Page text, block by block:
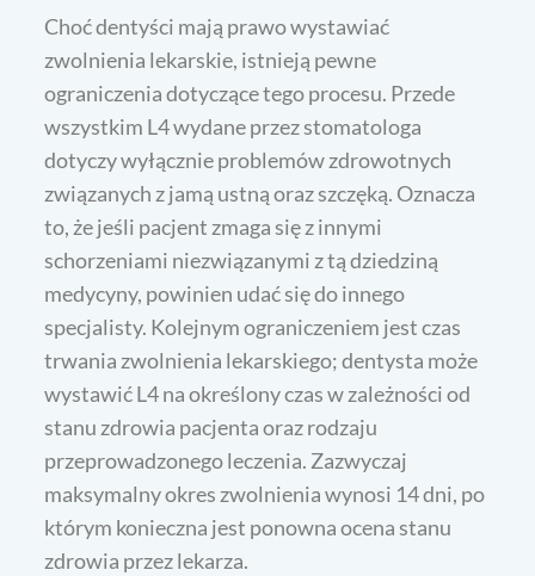
Choć dentyści mają prawo wystawiać
zwolnienia lekarskie, istnieją pewne
ograniczenia dotyczące tego procesu. Przede
wszystkim L4 wydane przez stomatologa
dotyczy wyłącznie problemów zdrowotnych
związanych z jamą ustną oraz szczęką. Oznacza
to, że jeśli pacjent zmaga się z innymi
schorzeniami niezwiązanymi z tą dziedziną
medycyny, powinien udać się do innego
specjalisty. Kolejnym ograniczeniem jest czas
trwania zwolnienia lekarskiego; dentysta może
wystawić L4 na określony czas w zależności od
stanu zdrowia pacjenta oraz rodzaju
przeprowadzonego leczenia. Zazwyczaj
maksymalny okres zwolnienia wynosi 14 dni, po
którym konieczna jest ponowna ocena stanu
zdrowia przez lekarza.